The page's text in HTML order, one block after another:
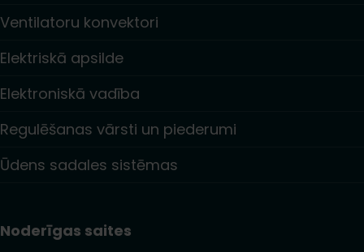
Ventilatoru konvektori
Elektriskā apsilde
Elektroniskā vadība
Regulēšanas vārsti un piederumi
Ūdens sadales sistēmas
Noderīgas saites